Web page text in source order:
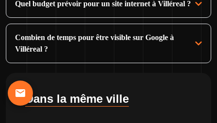
Quel budget prévoir pour un site internet à Villéreal ?
Combien de temps pour être visible sur Google à
Villéreal ?
Dans la même ville